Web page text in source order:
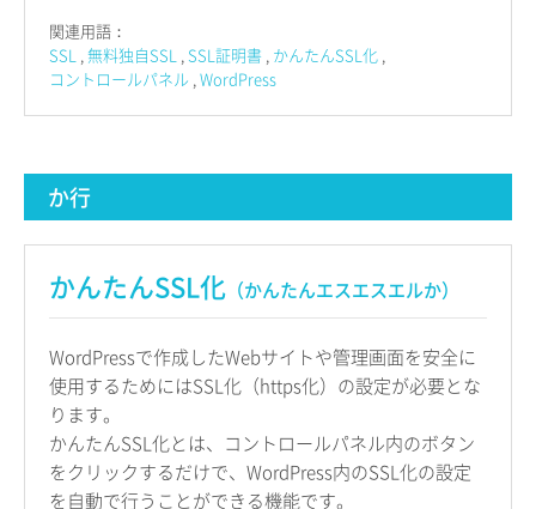
関連用語：
SSL
無料独自SSL SSL証明書 かんたんSSL化
コントロールパネル WordPress
か行
かんたんSSL化 （かんたんエスエスエルか）
WordPressで作成したWebサイトや管理画面を安全に
使用するためにはSSL化（https化）の設定が必要とな
ります。
かんたんSSL化とは、コントロールパネル内のボタン
をクリックするだけで、WordPress内のSSL化の設定
を自動で行うことができる機能です。